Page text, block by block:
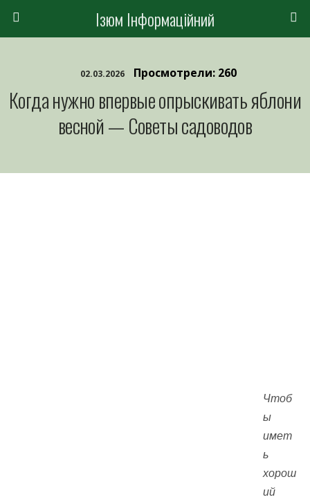
Ізюм Інформаційний
02.03.2026 Просмотрели: 260
Когда нужно впервые опрыскивать яблони
весной — Советы садоводов
Чтоб
ы
имет
ь
хорош
ий